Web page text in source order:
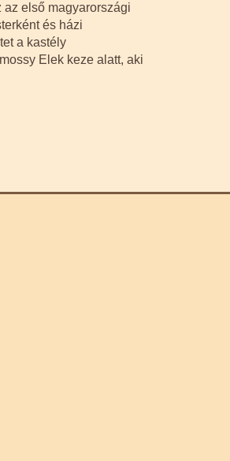
első magyarországi
és házi
a kastély
Elek keze alatt, aki